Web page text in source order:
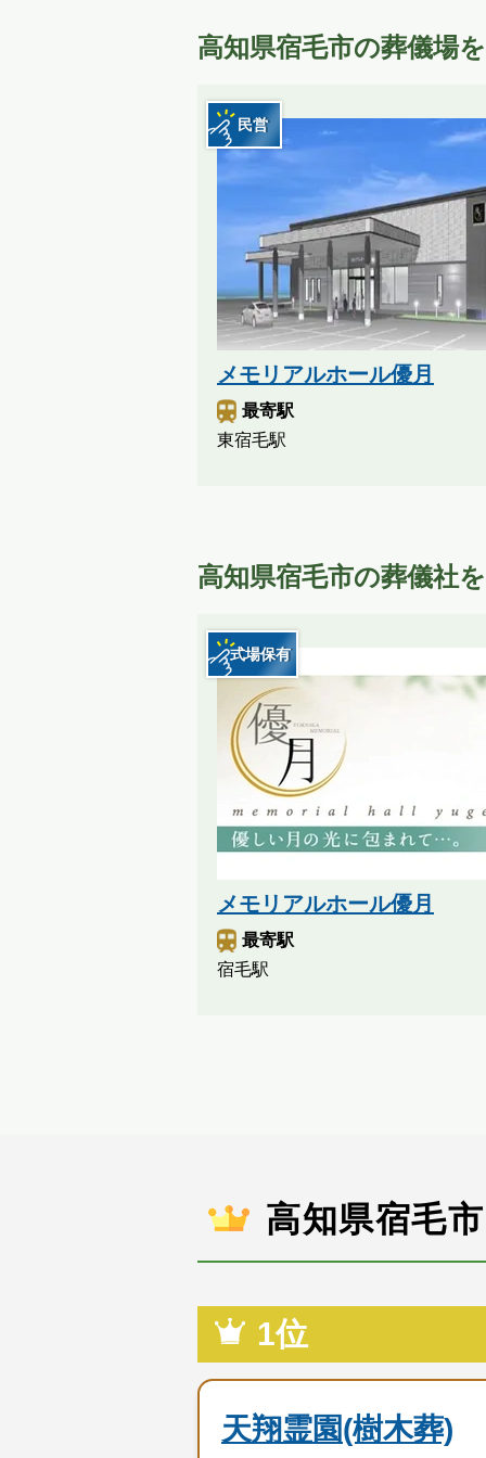
高知県宿毛市の葬儀場
メモリアルホール優月
最寄駅
東宿毛駅
民営
高知県宿毛市の葬儀社
メモリアルホール優月
最寄駅
宿毛駅
式場保有
高知県宿毛
1位
天翔霊園(樹木葬)